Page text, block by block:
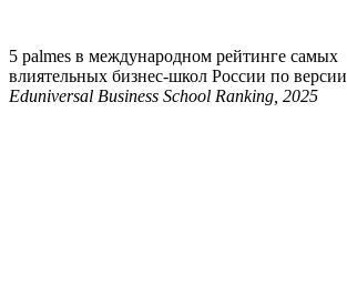
5 palmes в международном рейтинге самых
влиятельных бизнес-школ России по версии
Eduniversal Business School Ranking, 2025